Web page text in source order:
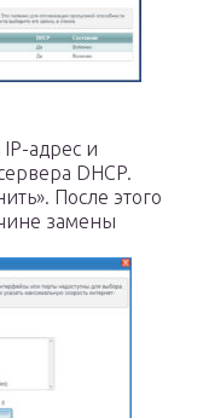
адрес и
DHCP.
После этого
замены